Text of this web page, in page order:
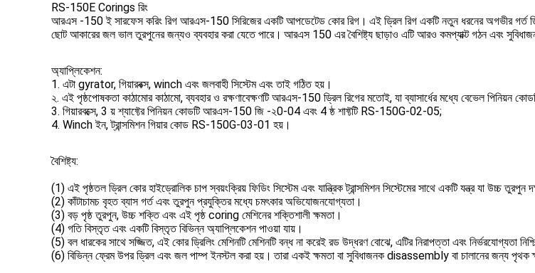
RS-150E Corings রিং
আরএস -150 ই সারফেস করিং রিগ আরএস-150 সিরিজের একটি আপডেটেড কোর রিগ। এই ড্রিল রিগ একটি নতুন ধরনের অগভীর গর্ত
ছোট আকারের জল ভাল তুরপুনের জন্যও ব্যবহার করা যেতে পারে। আরএস 150 এর বৈশিষ্ট্য ছাড়াও এটি আরও কমপ্যাক্ট গঠন এবং
অ্যাপ্লিকেশন:
1. এটা gyrator, গিয়ারবক্স, winch এবং জলবাহী সিস্টেম এবং তাই গঠিত হয়।
২. এই পৃষ্ঠপোষকতা কাঠামোর কাঠামো, ব্যবহার ও রক্ষণাবেক্ষণটি আরএস-150 ড্রিল রিগের মতোই, যা ব্যাসার্ধের মধ্যে বেভেল
3. গিয়ারবক্সে, 3 য় শ্যাফ্টের পিনিয়ন কোডটি আরএস-150 জি -২0-04 এবং 4 ষ্ঠ শাফ্টটি RS-150G-02-05;
4. Winch ইন, ট্রান্সমিশন গিয়ার কোড RS-150G-03-01 হয়।
বৈশিষ্ট্য:
(1) এই পৃষ্ঠতল ড্রিল কোর হাইড্রোলিক চাপ স্বয়ংক্রিয় ফিডিং সিস্টেম এবং যান্ত্রিক ট্রান্সমিশন সিস্টেমের সাথে একটি যন্ত্র যা উচ্চ তুরপুন
(2) কাঁটাচামচ বৃহত ব্যাস গর্ত এবং তুরপুন প্রযুক্তির মধ্যে চমৎকার অভিযোজনযোগ্যতা।
(3) বড় পৃষ্ঠ তুরপুন, উচ্চ শক্তি এবং এই পৃষ্ঠ coring মেশিনের শক্তিশালী ক্ষমতা।
(4) গতি বিস্তৃত এবং একটি বিস্তৃত বিভিন্ন অ্যাপ্লিকেশন পাওয়া যায়।
(5) বল ধারকের সাথে সজ্জিত, এই কোর ড্রিলিং মেশিনটি মেশিনটি বন্ধ না করেই রড উদ্ধরণ বোঝে, এটির নিরাপত্তা এবং নির্ভরযোগ্যতা
(6) বিভিন্ন ফ্রেম উপর ড্রিল এবং জল পাম্প ইনস্টল করা হয়। তারা একই ক্ষমতা বা সুবিধাজনক disassembly বা চালানের জন্য পৃথক